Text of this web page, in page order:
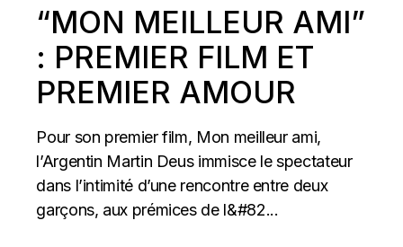
“MON MEILLEUR AMI”
: PREMIER FILM ET
PREMIER AMOUR
Pour son premier film, Mon meilleur ami,
l’Argentin Martin Deus immisce le spectateur
dans l’intimité d’une rencontre entre deux
garçons, aux prémices de l&#82...